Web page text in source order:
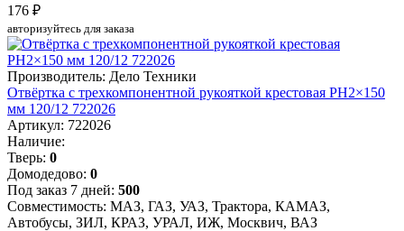
176 ₽
авторизуйтесь для заказа
Производитель: Дело Техники
Отвёртка c трехкомпонентной рукояткой крестовая РН2×150
мм 120/12 722026
Артикул: 722026
Наличие:
Тверь: 0
Домодедово: 0
Под заказ 7 дней: 500
Совместимость: МАЗ, ГАЗ, УАЗ, Трактора, КАМАЗ,
Автобусы, ЗИЛ, КРАЗ, УРАЛ, ИЖ, Москвич, ВАЗ